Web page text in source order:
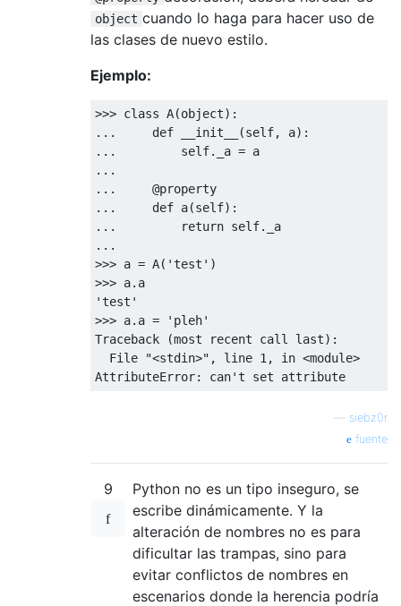
object cuando lo haga para hacer uso de
las clases de nuevo estilo.
Ejemplo:
>>> class A(object):
...
def __init__ (self, a):
...
         self
. _a =
...
...
@property
...
def a(self):
...
return self.
...
>>> a = A( 'test' )
>>> a.
'test'
>>> a. a =
'pleh'
Traceback
(most recent call last):
File
"<stdin>" , line 1 , in <module>
AttributeError: can't set attribute
siebz0r
fuente
9
Python no es un tipo inseguro, se
escribe dinámicamente. Y la
alteración de nombres no es para
dificultar las trampas, sino para
evitar conflictos de nombres en
escenarios donde la herencia podría